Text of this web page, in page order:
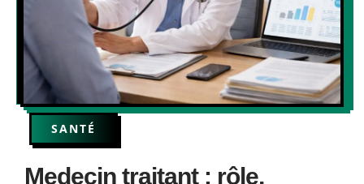
SANTÉ
Medecin traitant : rôle,